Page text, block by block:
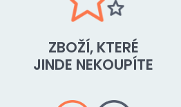
ZBOŽÍ, KTERÉ
JINDE NEKOUPÍTE